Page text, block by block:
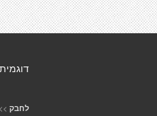
לחבק